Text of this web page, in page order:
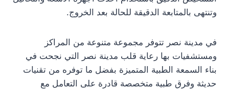
وتنتهى بالمتابعة الدقيقة للحالة بعد الخروج.
في مدينة نصر تتوفر مجموعة متنوعة من المراكز
ومستشفيات بها رعاية قلب مدينة نصر التي نجحت في
بناء السمعة الطبية المتميزة بفضل ما توفره من تقنيات
حديثة وفرق طبية متخصصة قادرة على التعامل مع